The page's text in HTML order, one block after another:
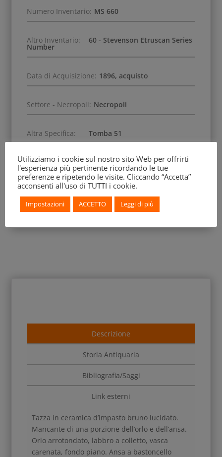
Numero Inventario: MS 660
Altro Inventario: 60 - Stevenson Etruscan Series
Number
Data di Acquisizione: 1896, acquisto
Settore - Necropoli: Necropoli
Altra Specifica: Tomba 51
Descrizione
Storia Antiquaria
Bibliografia/Saggi
Link esterni
Tazza in ceramica d’impasto bruno lucidato.
Mancante di una porzione dell’orlo e dell’ansa.
Orlo arrotondato, labbro a colletto, vasca
carenata, fondo piano. Ansa a bastoncello
Utilizziamo i cookie sul nostro sito Web per offrirti
l'esperienza più pertinente ricordando le tue
preferenze e ripetendo le visite. Cliccando “Accetta”
acconsenti all'uso di TUTTI i cookie.
Impostazioni ACCETTO Leggi di più